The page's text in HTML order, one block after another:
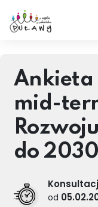
Ankieta
mid-
do
od